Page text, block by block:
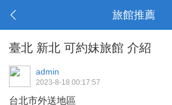
旅館推薦
臺北 新北 可約妹旅館 介紹
admin
2023-8-18 00:17:57
台北市外送地區